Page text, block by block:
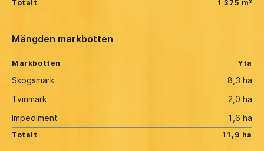
Totalt 1 375 m³
Mängden markbotten
Markbotten Yta
Skogsmark
8,3 ha
Tvinmark
2,0 ha
Impediment
1,6 ha
Totalt 11,9 ha